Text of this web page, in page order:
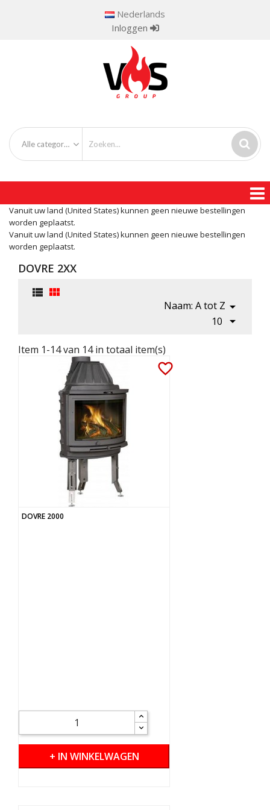
Nederlands
Inloggen
Alle categorieën
Vanuit uw land (United States) kunnen geen nieuwe bestellingen
worden geplaatst.
Vanuit uw land (United States) kunnen geen nieuwe bestellingen
worden geplaatst.
DOVRE 2XX
 
Naam: A tot Z 
10 
Item 1-14 van 14 in totaal item(s)
favorite_border
DOVRE 2000
+ IN WINKELWAGEN